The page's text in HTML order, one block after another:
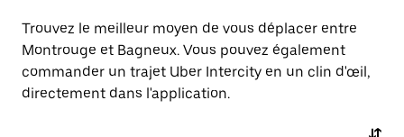
Trouvez le meilleur moyen de vous déplacer entre
Montrouge et Bagneux. Vous pouvez également
commander un trajet Uber Intercity en un clin d'œil,
directement dans l'application.